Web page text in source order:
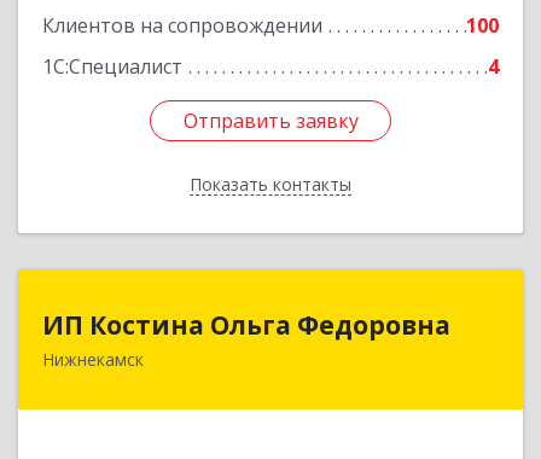
Клиентов на сопровождении
100
1С:Специалист
4
Отправить заявку
Показать контакты
Подробнее
Отправить заявку
Назад
ИП Костина Ольга Федоровна
Нижнекамск